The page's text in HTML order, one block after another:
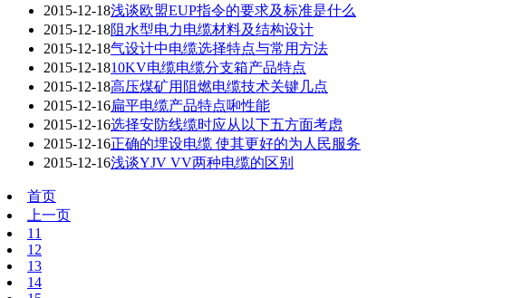
2015-12-18浅谈欧盟EUP指令的要求及标准是什么
2015-12-18阻水型电力电缆材料及结构设计
2015-12-18气设计中电缆选择特点与常用方法
2015-12-1810KV电缆电缆分支箱产品特点
2015-12-18高压煤矿用阻燃电缆技术关键几点
2015-12-16扁平电缆产品特点啝性能
2015-12-16选择安防线缆时应从以下五方面考虑
2015-12-16正确的埋设电缆 使其更好的为人民服务
2015-12-16浅谈YJV VV两种电缆的区别
首页
上一页
11
12
13
14